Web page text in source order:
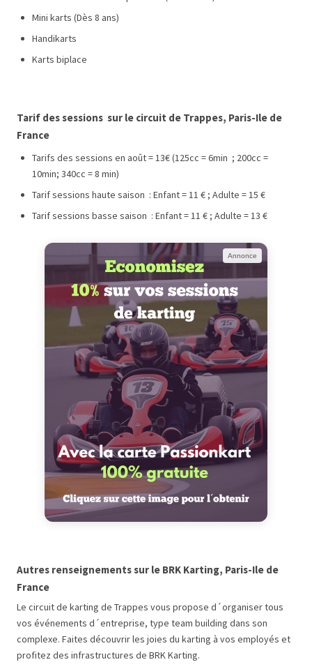
Mini karts (Dès 8 ans)
Handikarts
Karts biplace
Tarif des sessions sur le circuit de Trappes, Paris-Ile de
France
Tarifs des sessions en août = 13€ (125cc = 6min ; 200cc =
10min; 340cc = 8 min)
Tarif sessions haute saison : Enfant = 11 € ; Adulte = 15 €
Tarif sessions basse saison : Enfant = 11 € ; Adulte = 13 €
Annonce
Autres renseignements sur le BRK Karting, Paris-Ile de
France
Le circuit de karting de Trappes vous propose d´organiser tous
vos événements d´entreprise, type team building dans son
complexe. Faites découvrir les joies du karting à vos employés et
profitez des infrastructures de BRK Karting.